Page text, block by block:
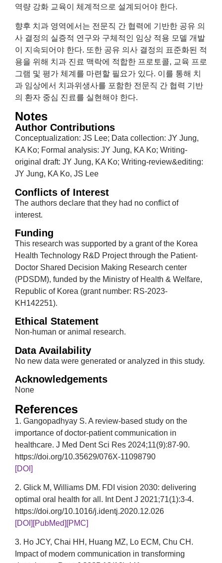
역량 강화 교육이 체계적으로 설계되어야 한다.
향후 치과 영역에서는 전문직 간 협력에 기반한 공유 의
사 결정의 실증적 연구와 구체적인 임상 적용 모델 개발
이 지속되어야 한다. 또한 공유 의사 결정의 표준화된 적
용을 위해 치과 진료 맥락에 적합한 프로토콜, 교육 프로
그램 및 평가 체계를 마련할 필요가 있다. 이를 통해 치
과 임상에서 치과위생사를 포함한 전문직 간 협력 기반
의 환자 중심 진료를 실현해야 한다.
Notes
Author Contributions
Conceptualization: JS Lee; Data collection: JY Jung,
KA Ko; Formal analysis: JY Jung, KA Ko; Writing-
original draft: JY Jung, KA Ko; Writing-review&editing:
JY Jung, KA Ko, JS Lee
Conflicts of Interest
The authors declare that they had no conflict of
interest.
Funding
This research was supported by a grant of the Korea
Health Technology R&D Project through the Patient-
Doctor Shared Decision Making Research center
(PDSDM), funded by the Ministry of Health & Welfare,
Republic of Korea (grant number: RS-2023-
KH142251).
Ethical Statement
Non-human or animal research.
Data Availability
No new data were generated or analyzed in this study.
Acknowledgements
None
References
1. Gangopadhyay S. A review-based study on the
importance of doctor-patient communication in
healthcare. J Med Dent Sci Res 2024;11(9):87-90.
https://doi.org/10.35629/076X-11098790
[DOI]
2. Glick M, Williams DM. FDI vision 2030: delivering
optimal oral health for all. Int Dent J 2021;71(1):3-4.
https://doi.org/10.1016/j.identj.2020.12.026
[DOI] [PubMed] [PMC]
3. Ho JCY, Chai HH, Huang MZ, Lo ECM, Chu CH.
Impact of modern communication in transforming